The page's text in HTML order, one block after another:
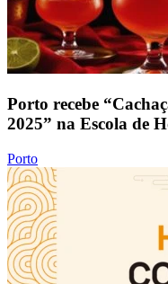
Porto recebe
2025” na Escola de
Porto